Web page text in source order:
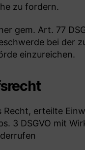
zu fordern.
gem. Art. 77
bei der
einzureichen.
Recht, erteilte
3 DSGVO mit